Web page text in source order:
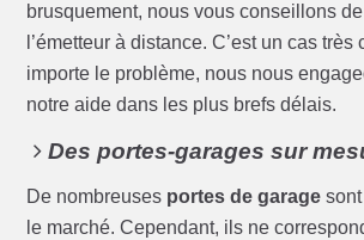
brusquement, nous vous conseillons
l’émetteur à distance. C’est un cas très
importe le problème, nous nous
notre aide dans les plus brefs délais.
Des portes-garages sur
De nombreuses portes de garage
le marché. Cependant, ils ne